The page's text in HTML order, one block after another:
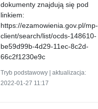
dokumenty znajdują się pod
linkiem:
https://ezamowienia.gov.pl/mp-
client/search/list/ocds-148610-
be59d99b-4d29-11ec-8c2d-
66c2f1230e9c
Tryb podstawowy | aktualizacja:
2022-01-27 11:17